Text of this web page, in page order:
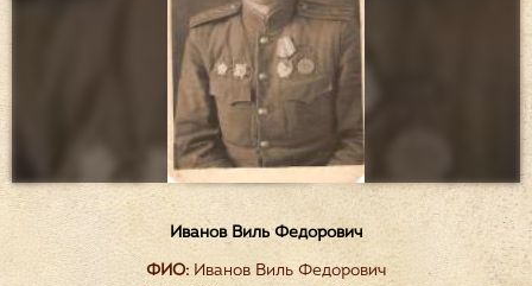
Иванов Виль Федорович
ФИО: Иванов Виль Федорович